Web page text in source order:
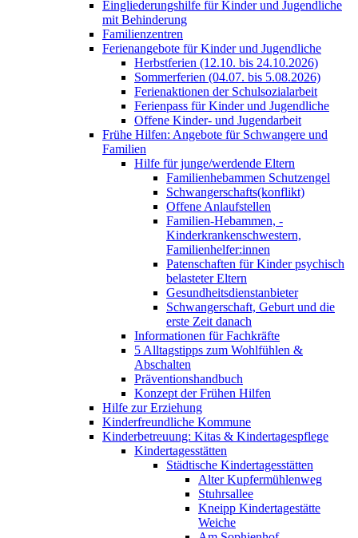
Eingliederungshilfe für Kinder und Jugendliche
mit Behinderung
Familienzentren
Ferienangebote für Kinder und Jugendliche
Herbstferien (12.10. bis 24.10.2026)
Sommerferien (04.07. bis 5.08.2026)
Ferienaktionen der Schulsozialarbeit
Ferienpass für Kinder und Jugendliche
Offene Kinder- und Jugendarbeit
Frühe Hilfen: Angebote für Schwangere und
Familien
Hilfe für junge/werdende Eltern
Familienhebammen Schutzengel
Schwangerschafts(konflikt)
Offene Anlaufstellen
Familien-Hebammen, -
Kinderkrankenschwestern,
Familienhelfer:innen
Patenschaften für Kinder psychisch
belasteter Eltern
Gesundheitsdienstanbieter
Schwangerschaft, Geburt und die
erste Zeit danach
Informationen für Fachkräfte
5 Alltagstipps zum Wohlfühlen &
Abschalten
Präventionshandbuch
Konzept der Frühen Hilfen
Hilfe zur Erziehung
Kinderfreundliche Kommune
Kinderbetreuung: Kitas & Kindertagespflege
Kindertagesstätten
Städtische Kindertagesstätten
Alter Kupfermühlenweg
Stuhrsallee
Kneipp Kindertagestätte
Weiche